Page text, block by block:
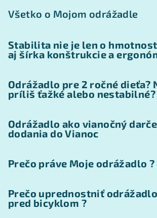
Všetko o Mojom odrážadle
Stabilita nie je len o
aj šírka konštrukcie a
Odrážadlo pre 2 ročné dieťa?
príliš ťažké alebo nestabilné?
Odrážadlo ako vianočný
dodania do Vianoc
Prečo práve Moje odrážadlo ?
Prečo uprednostniť odrážadlo
pred bicyklom ?